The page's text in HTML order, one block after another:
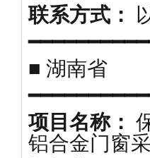
联系方式：
■ 湖南省
项目名称：
铝合金门窗